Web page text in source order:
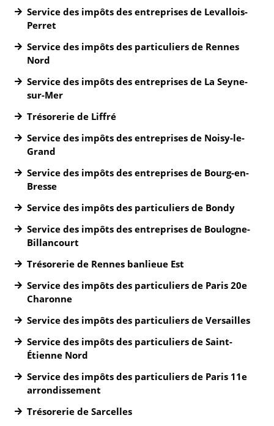
Service des impôts des entreprises de Levallois-
Perret
Service des impôts des particuliers de Rennes
Nord
Service des impôts des entreprises de La Seyne-
sur-Mer
Trésorerie de Liffré
Service des impôts des entreprises de Noisy-le-
Grand
Service des impôts des entreprises de Bourg-en-
Bresse
Service des impôts des particuliers de Bondy
Service des impôts des entreprises de Boulogne-
Billancourt
Trésorerie de Rennes banlieue Est
Service des impôts des particuliers de Paris 20e
Charonne
Service des impôts des particuliers de Versailles
Service des impôts des particuliers de Saint-
Étienne Nord
Service des impôts des particuliers de Paris 11e
arrondissement
Trésorerie de Sarcelles